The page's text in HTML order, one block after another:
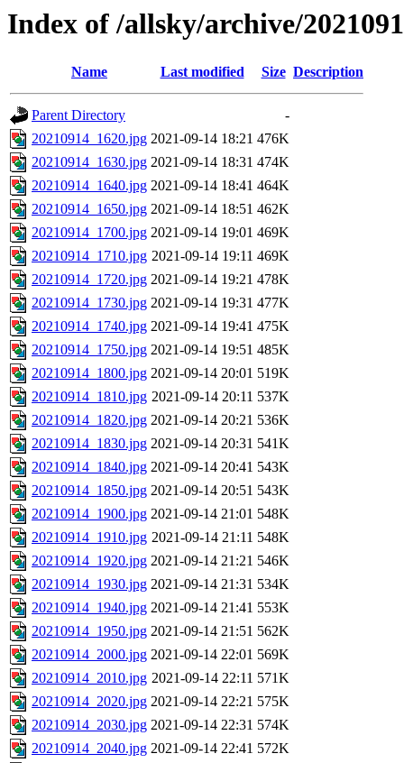
Index of /allsky/archive/
Name Last modified Size Description
Parent Directory
-
20210914_1620.jpg 2021-09-14 18:21 476K
20210914_1630.jpg 2021-09-14 18:31 474K
20210914_1640.jpg 2021-09-14 18:41 464K
20210914_1650.jpg 2021-09-14 18:51 462K
20210914_1700.jpg 2021-09-14 19:01 469K
20210914_1710.jpg 2021-09-14 19:11 469K
20210914_1720.jpg 2021-09-14 19:21 478K
20210914_1730.jpg 2021-09-14 19:31 477K
20210914_1740.jpg 2021-09-14 19:41 475K
20210914_1750.jpg 2021-09-14 19:51 485K
20210914_1800.jpg 2021-09-14 20:01 519K
20210914_1810.jpg 2021-09-14 20:11 537K
20210914_1820.jpg 2021-09-14 20:21 536K
20210914_1830.jpg 2021-09-14 20:31 541K
20210914_1840.jpg 2021-09-14 20:41 543K
20210914_1850.jpg 2021-09-14 20:51 543K
20210914_1900.jpg 2021-09-14 21:01 548K
20210914_1910.jpg 2021-09-14 21:11 548K
20210914_1920.jpg 2021-09-14 21:21 546K
20210914_1930.jpg 2021-09-14 21:31 534K
20210914_1940.jpg 2021-09-14 21:41 553K
20210914_1950.jpg 2021-09-14 21:51 562K
20210914_2000.jpg 2021-09-14 22:01 569K
20210914_2010.jpg 2021-09-14 22:11 571K
20210914_2020.jpg 2021-09-14 22:21 575K
20210914_2030.jpg 2021-09-14 22:31 574K
20210914_2040.jpg 2021-09-14 22:41 572K